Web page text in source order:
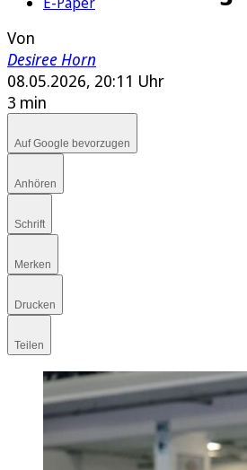
Von
Desiree Horn
08.05.2026, 20:11 Uhr
3 min
Auf Google bevorzugen
Anhören
Schrift
Merken
Drucken
Teilen